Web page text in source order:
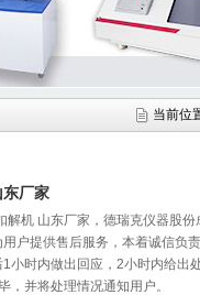
当前位
厂家
解机 山东厂家，德瑞克仪器股
户提供售后服务，本着诚信负
小时内做出回应，2小时内给出
，并将处理情况通知用户。